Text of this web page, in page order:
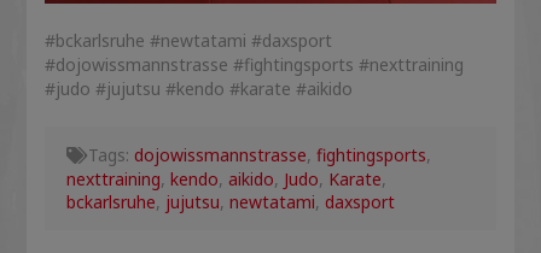
#bckarlsruhe #newtatami #daxsport
#dojowissmannstrasse #fightingsports #nexttraining
#judo #jujutsu #kendo #karate #aikido
Tags: dojowissmannstrasse, fightingsports,
nexttraining, kendo, aikido, Judo, Karate,
bckarlsruhe, jujutsu, newtatami, daxsport